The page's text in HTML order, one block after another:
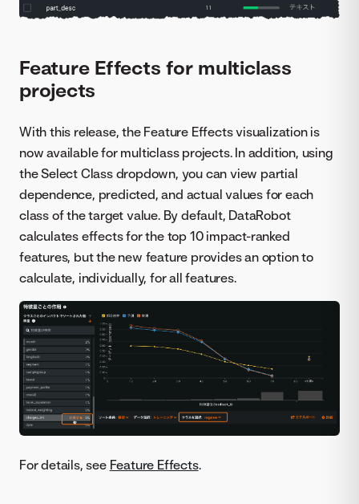
Feature Effects for multiclass
projects
With this release, the Feature Effects visualization is
now available for multiclass projects. In addition, using
the Select Class dropdown, you can view partial
dependence, predicted, and actual values for each
class of the target value. By default, DataRobot
calculates effects for the top 10 impact-ranked
features, but the new feature provides an option to
calculate, individually, for all features.
For details, see Feature Effects.